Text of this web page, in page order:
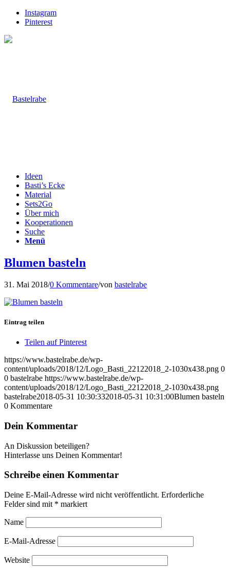
Instagram
Pinterest
Ideen
Basti’s Ecke
Material
Sets2Go
Über mich
Kooperationen
Suche
Menü
Blumen basteln
31. Mai 2018/0 Kommentare/von bastelrabe
Eintrag teilen
Teilen auf Pinterest
https://www.bastelrabe.de/wp-
content/uploads/2018/12/Logo_Basti_22122018_2-1030x438.png 0
0 bastelrabe https://www.bastelrabe.de/wp-
content/uploads/2018/12/Logo_Basti_22122018_2-1030x438.png
bastelrabe2018-05-31 10:30:332018-05-31 10:31:00Blumen basteln
0 Kommentare
Dein Kommentar
An Diskussion beteiligen?
Hinterlasse uns Deinen Kommentar!
Schreibe einen Kommentar
Deine E-Mail-Adresse wird nicht veröffentlicht. Erforderliche
Felder sind mit * markiert
Name
E-Mail-Adresse
Website